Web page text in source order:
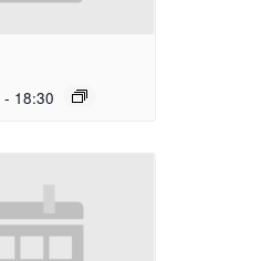
- 18:30